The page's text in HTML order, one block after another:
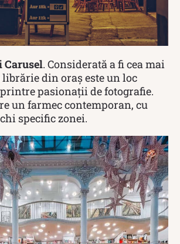
Carusel. Considerată a fi cea mai
din oraș este un loc
pasionații de fotografie.
un farmec contemporan, cu
specific zonei.